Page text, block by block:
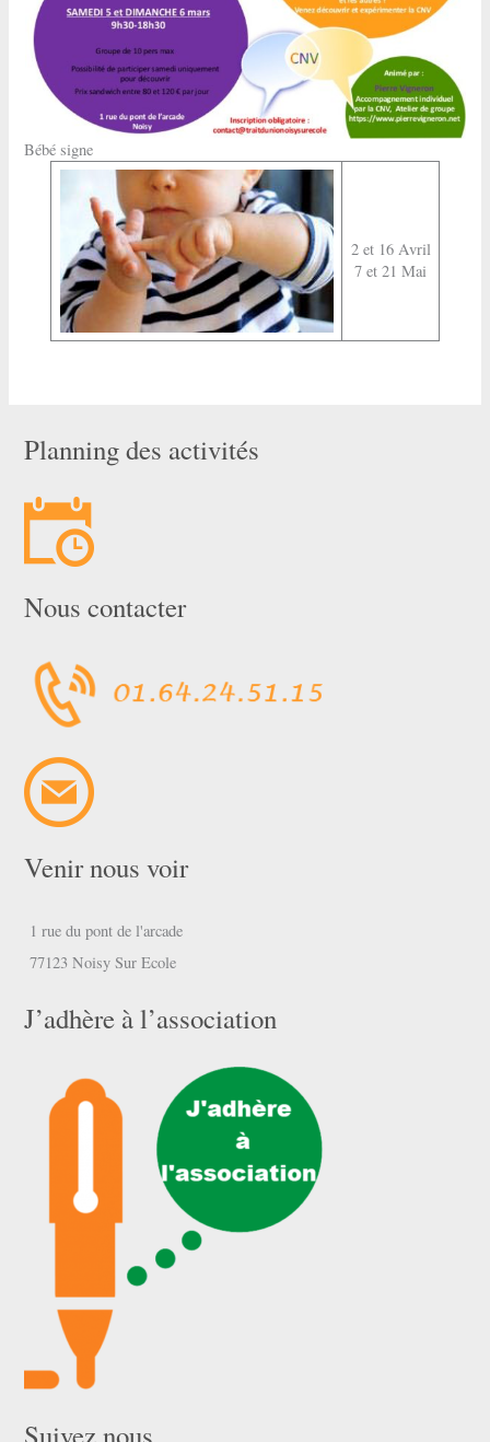
Bébé signe
2 et 16 Avril
7 et 21 Mai
Planning des activités
Nous contacter
Venir nous voir
1 rue du pont de l'arcade
77123 Noisy Sur Ecole
J’adhère à l’association
Suivez nous …